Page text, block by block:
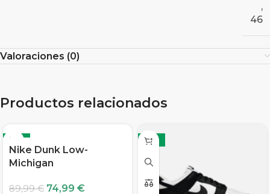
,
46
Valoraciones (0)
Productos relacionados
-17%
Nike Dunk Low-
Michigan
89,99€ 74,99 €
-17%